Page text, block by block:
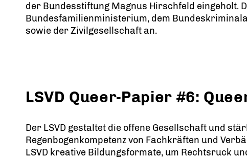
der Bundesstiftung Magnus Hirschfeld eingeholt.
Bundesfamilienministerium, dem
sowie der Zivilgesellschaft an.
LSVD Queer-Papier #6:
Der LSVD gestaltet die offene Gesellschaft und
Regenbogenkompetenz von Fachkräften und
LSVD kreative Bildungsformate, um Rechtsruck